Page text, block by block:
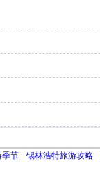
季节 锡林浩特旅游攻略